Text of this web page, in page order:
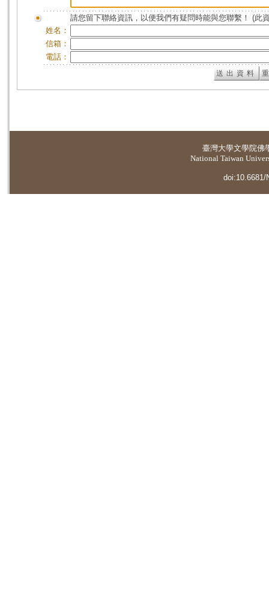
請您留下聯絡資訊，以便我們有疑問時能與您聯繫！ (此
姓名：
信箱：
電話：
臺灣大學文學院佛
National Taiwan
doi:10.6681/